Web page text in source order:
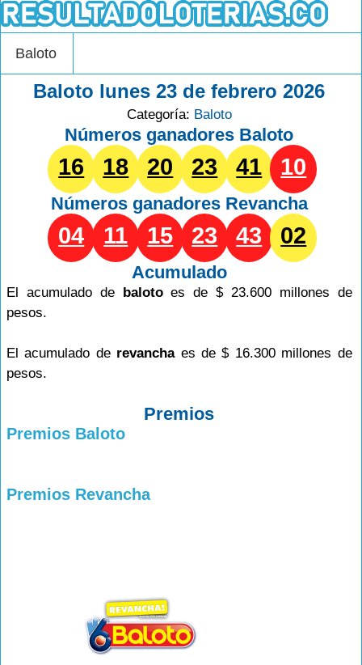
Baloto
Baloto lunes 23 de febrero 2026
Categoría: Baloto
Números ganadores Baloto
16 18 20 23 41 10
Números ganadores Revancha
04 11 15 23 43 02
Acumulado
El acumulado de balotoes de $ 23.600 millones de
pesos.
El acumulado de revanchaes de $ 16.300 millones de
pesos.
Premios
Premios Baloto
Premios Revancha